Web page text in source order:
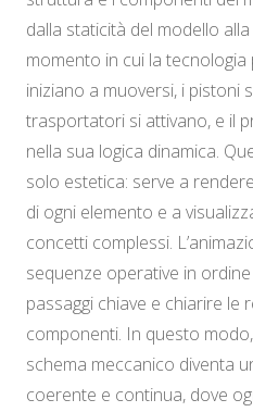
dalla staticità del modello
momento in cui la tecnologia
iniziano a muoversi, i pistoni
trasportatori si attivano, e il
nella sua logica dinamica.
solo estetica: serve a
di ogni elemento e a
concetti complessi.
sequenze operative in
passaggi chiave e chiarire le
componenti. In questo
schema meccanico diventa
coerente e continua, dove